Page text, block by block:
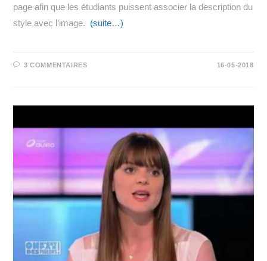
page afin que les étudiants puissent associer la description du
style avec l’image. (suite…)
3 COMMENTAIRES 16-05-2018